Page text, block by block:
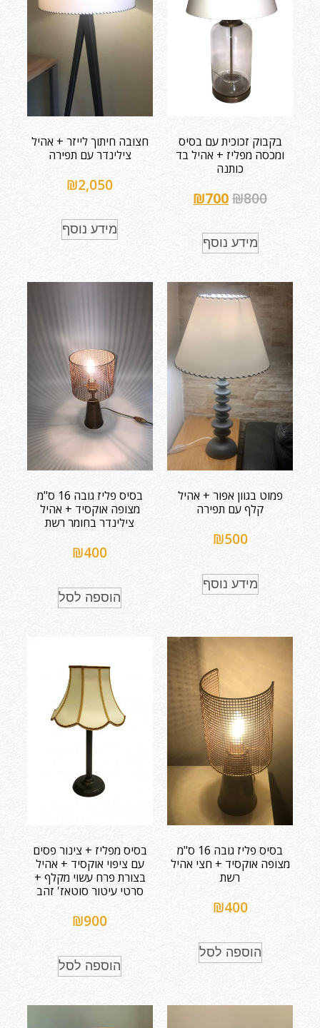
בקבוק זכוכית עם בסיס
ומכסה מפליז + אהיל בד
כותנה
₪800
₪700
מידע נוסף
חצובה חיתוך לייזר + אהיל
צילינדר עם תפירה
₪2,050
מידע נוסף
פמוט בגוון אפור + אהיל
קלף עם תפירה
₪500
מידע נוסף
בסיס פליז גובה 16 ס"מ
מצופה אוקסיד + אהיל
צילינדר בחומר רשת
₪400
הוספה לסל
בסיס פליז גובה 16 ס"מ
מצופה אוקסיד + חצי אהיל
רשת
₪400
הוספה לסל
בסיס מפליז + צינור פסים
עם ציפוי אוקסיד + אהיל
בצורת פרח עשוי מקלף +
סרטי עיטור סוטאז' זהב
₪900
הוספה לסל